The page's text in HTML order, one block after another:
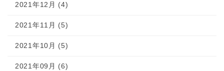
2021年12月 (4)
2021年11月 (5)
2021年10月 (5)
2021年09月 (6)